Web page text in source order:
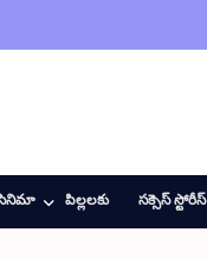
పిల్లలకు సక్సెస్ స్టోరీస్